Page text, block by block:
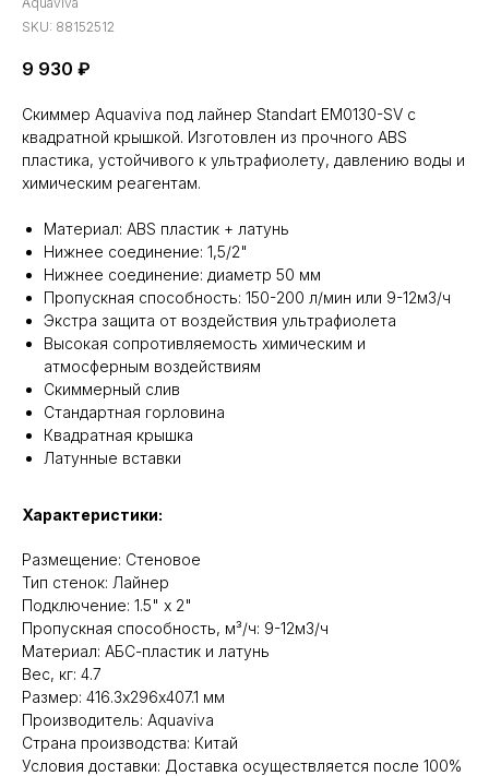
SKU: 88152512
9 930 ₽
Скиммер Aquaviva под лайнер Standart EM0130-SV с
квадратной крышкой. Изготовлен из прочного ABS
пластика, устойчивого к ультрафиолету, давлению воды и
химическим реагентам.
Материал: ABS пластик + латунь
Нижнее соединение: 1,5/2"
Нижнее соединение: диаметр 50 мм
Пропускная способность: 150-200 л/мин или 9-12м3/ч
Экстра защита от воздействия ультрафиолета
Высокая сопротивляемость химическим и
атмосферным воздействиям
Cкиммерный слив
Стандартная горловина
Квадратная крышка
Латунные вставки
Характеристики:
Размещение: Стеновое
Тип стенок: Лайнер
Подключение: 1.5" x 2"
Пропускная способность, м³/ч: 9-12м3/ч
Материал: АБС-пластик и латунь
Вес, кг: 4.7
Размер: 416.3х296х407.1 мм
Производитель: Aquaviva
Cтрана производства: Китай
Условия доставки: Доставка осуществляется после 100%